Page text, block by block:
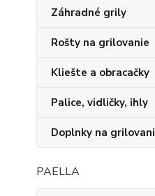
Záhradné grily
Rošty na grilovanie
Kliešte a obracačky
Palice, vidličky, ihly
Doplnky na
PAELLA